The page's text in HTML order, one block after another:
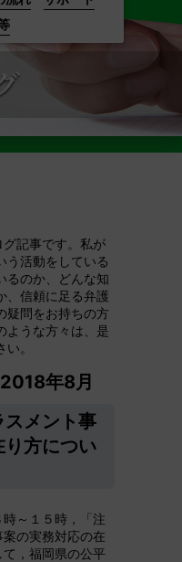
記事です。私が
う活動をしている
るのか、どんな知
、信頼に足る弁護
疑問をお持ちの方
ような方々は、是
。
年8月
メント事
り方につい
～１５時，「注
の実務対応の在
て，福岡県の公平